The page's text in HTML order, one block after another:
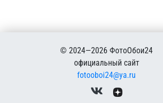
© 2024—2026 ФотоОбои24
официальный сайт
fotooboi24@ya.ru